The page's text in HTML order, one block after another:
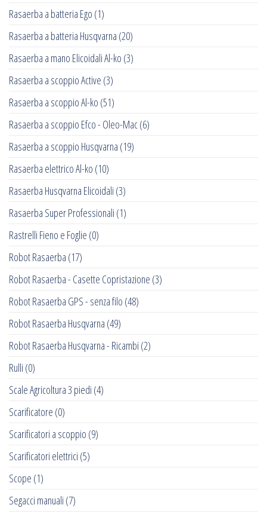
Rasaerba a batteria Ego (1)
Rasaerba a batteria Husqvarna (20)
Rasaerba a mano Elicoidali Al-ko (3)
Rasaerba a scoppio Active (3)
Rasaerba a scoppio Al-ko (51)
Rasaerba a scoppio Efco - Oleo-Mac(6)
Rasaerba a scoppio Husqvarna (19)
Rasaerba elettrico Al-ko (10)
Rasaerba Husqvarna Elicoidali (3)
Rasaerba Super Professionali (1)
Rastrelli Fieno e Foglie (0)
Robot Rasaerba (17)
Robot Rasaerba - Casette Copristazione (3)
Robot Rasaerba GPS - senza filo (48)
Robot Rasaerba Husqvarna (49)
Robot Rasaerba Husqvarna - Ricambi (2)
Rulli (0)
Scale Agricoltura 3 piedi (4)
Scarificatore (0)
Scarificatori a scoppio (9)
Scarificatori elettrici (5)
Scope (1)
Segacci manuali (7)